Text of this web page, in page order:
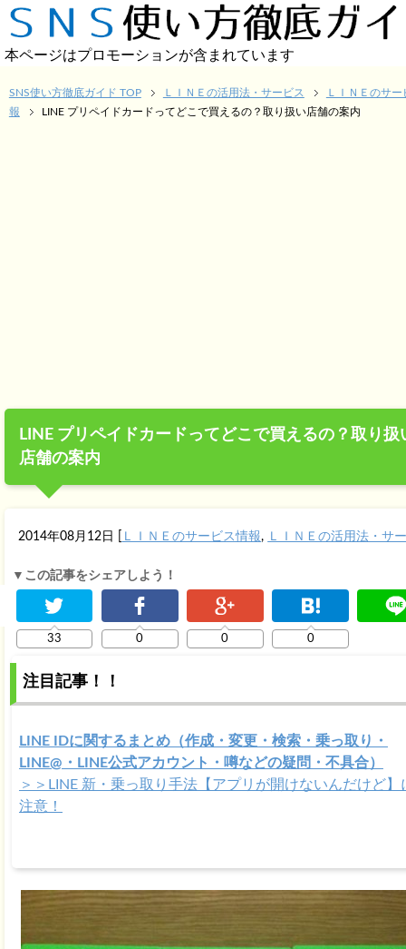
本ページはプロモーションが含まれています
SNS使い方徹底ガイド TOP ＬＩＮＥの活用法・サービス
ＬＩＮＥのサー
報
LINE プリペイドカードってどこで買えるの？取り扱い店舗の案内
LINE プリペイドカードってどこで買えるの？取り扱
店舗の案内
2014年08月12日 ＬＩＮＥのサービス情報, ＬＩＮＥの活用法・サ
▼この記事をシェアしよう！
33 0 0 0
注目記事！！
LINE IDに関するまとめ（作成・変更・検索・乗っ取り・
LINE@・LINE公式アカウント・噂などの疑問・不具合）
＞＞LINE 新・乗っ取り手法【アプリが開けないんだけど】
注意！